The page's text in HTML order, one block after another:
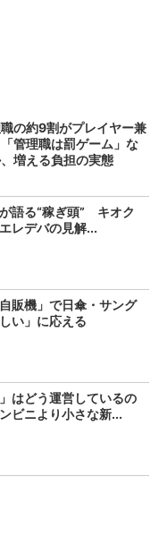
の約9割がプレイヤー兼
管理職は罰ゲーム」な
増える負担の実態
語る“稼ぎ頭” キオク
レデバの見解...
販機」で日傘・サング
い」に応える
はどう運営しているの
ビニより小さな新...